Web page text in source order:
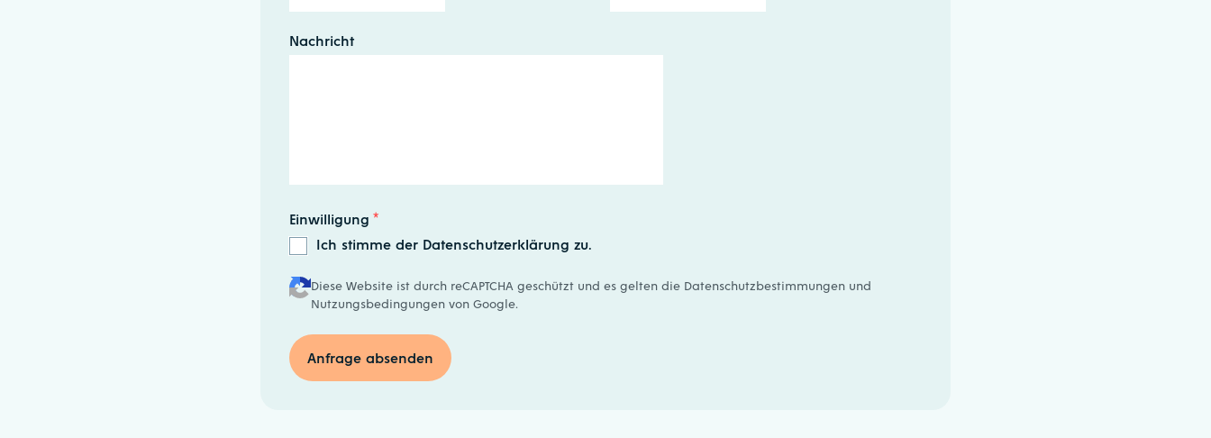
Nachricht
Einwilligung *
Ich stimme der Datenschutzerklärung zu.
Diese Website ist durch reCAPTCHA geschützt und es gelten die Datenschutzbestimmungenund
Nutzungsbedingungenvon Google.